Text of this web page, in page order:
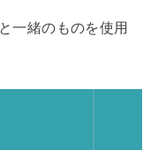
一緒のものを使用